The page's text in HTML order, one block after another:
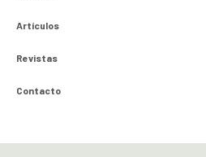
Artículos
Revistas
Contacto